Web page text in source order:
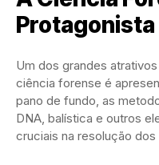
Protagonista
Um dos grandes
ciência forense é
pano de fundo, as
DNA, balística e outros
cruciais na resolução